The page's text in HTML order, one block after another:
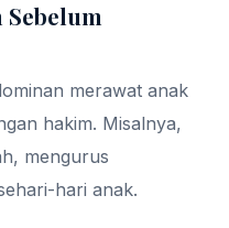
Sebelum
merawat anak
hakim. Misalnya,
mengurus
hari anak.